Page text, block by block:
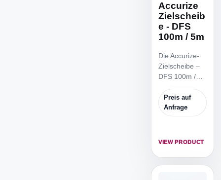
Accurize
Zielscheib
e - DFS
100m / 5m
Die Accurize-
Zielscheibe –
DFS 100m /
reduzierte
Zielscheibe,
um von 5m
trainieren.
Preis auf
Anfrage
VIEW PRODUCT